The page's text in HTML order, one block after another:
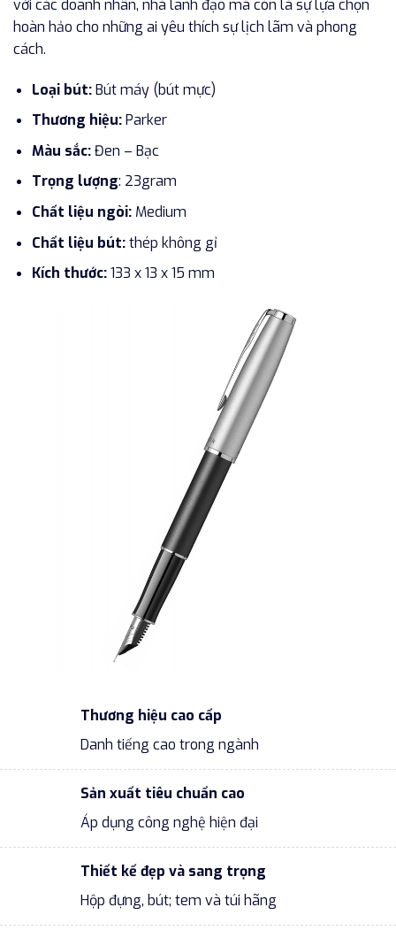
với các doanh nhân, nhà lãnh đạo mà còn là sự lựa chọn
hoàn hảo cho những ai yêu thích sự lịch lãm và phong
cách.
Loại bút:Bút máy (bút mực)
Thương hiệu:Parker
Màu sắc:Đen – Bạc
Trọng lượng: 23gram
Chất liệu ngòi:Medium
Chất liệu bút:thép không gỉ
Kích thước:133 x 13 x 15 mm
Thương hiệu cao cấp
Danh tiếng cao trong ngành
Sản xuất tiêu chuẩn cao
Áp dụng công nghệ hiện đại
Thiết kế đẹp và sang trọng
Hộp đựng, bút; tem và túi hãng